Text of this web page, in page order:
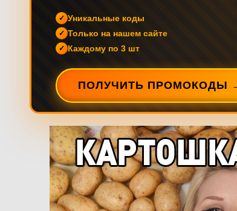
Уникальные коды
Только на нашем сайте
Каждому по 3 шт
ПОЛУЧИТЬ ПРОМОКОДЫ